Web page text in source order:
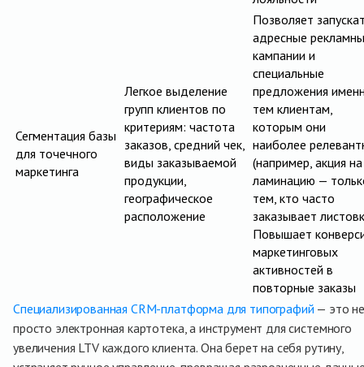
Сегментация базы
для точечного
маркетинга
Легкое выделение
групп клиентов по
критериям: частота
заказов, средний чек,
виды заказываемой
продукции,
географическое
расположение
Позволяет
адресные
кампании и
специальные
предложения
тем клиентам,
которым они
наиболее
(например, акция на
ламинацию —
тем, кто часто
заказывает
Повышает
маркетинговых
активностей в
повторные заказы
Специализированная CRM-платформа для типографий — это
просто электронная картотека, а инструмент для системного
увеличения LTV каждого клиента. Она берет на себя рутину,